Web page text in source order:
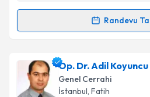
Kişisel verilerimin
Metni'ni okudum ve
Takvim
Randevu
Randevu Takvimi Talebi
Op. Dr. Mustafa Şeneriçin
oluşturun. Size bu uzmandan
takvim hazırlandığında e-
Op. Dr. Adil Koyuncu
Genel Cerrahi
İstanbul, Fatih